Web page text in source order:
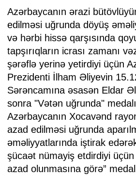
Azərbaycanın ərazi
edilməsi uğrunda döyüş
və hərbi hissə qarşısında
tapşırıqların icrası zamanı
şərəflə yerinə yetirdiyi üçün
Prezidenti İlham Əliyevin
Sərəncamına əsasən Eldar
sonra "Vətən uğrunda"
Azərbaycanın Xocavənd
azad edilməsi uğrunda
əməliyyatlarında iştirak
şücaət nümayiş etdirdiyi üçün
azad olunmasına görə”